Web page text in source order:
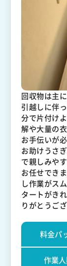
回収物は主
引越しに伴
分で片付け
解や大量の
お手伝いが
お助けうさ
で親しみや
お任せでき
し作業がス
タートがき
りがとうご
料金パ
作業